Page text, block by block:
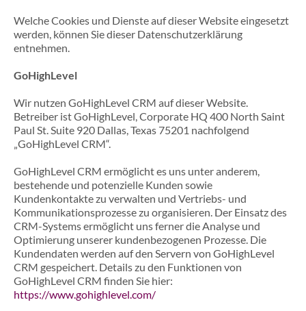
Welche Cookies und Dienste auf dieser Website eingesetzt
werden, können Sie dieser Datenschutzerklärung
entnehmen.
GoHighLevel
Wir nutzen GoHighLevel CRM auf dieser Website.
Betreiber ist GoHighLevel, Corporate HQ 400 North Saint
Paul St. Suite 920 Dallas, Texas 75201 nachfolgend
„GoHighLevel CRM“.
GoHighLevel CRM ermöglicht es uns unter anderem,
bestehende und potenzielle Kunden sowie
Kundenkontakte zu verwalten und Vertriebs- und
Kommunikationsprozesse zu organisieren. Der Einsatz des
CRM-Systems ermöglicht uns ferner die Analyse und
Optimierung unserer kundenbezogenen Prozesse. Die
Kundendaten werden auf den Servern von GoHighLevel
CRM gespeichert. Details zu den Funktionen von
GoHighLevel CRM finden Sie hier:
https://www.gohighlevel.com/